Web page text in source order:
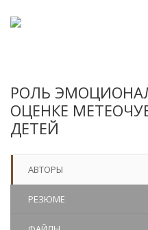
РОЛЬ
ОЦЕНКЕ
ДЕТЕЙ
АВТОРЫ
РЕЗЮМЕ